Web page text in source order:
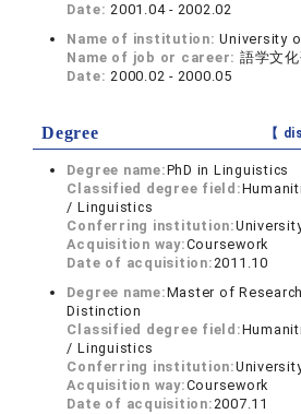
Date:2001.04 - 2002.02
Name of institution:University
Name of job or career: 語学文
Date:2000.02 - 2000.05
Degree 【
Degree name:PhD in Linguistics
Classified degree field:
/ Linguistics
Conferring institution:
Acquisition way:Coursework
Date of acquisition:2011.10
Degree name:Master of
Distinction
Classified degree field:
/ Linguistics
Conferring institution:
Acquisition way:Coursework
Date of acquisition:2007.11